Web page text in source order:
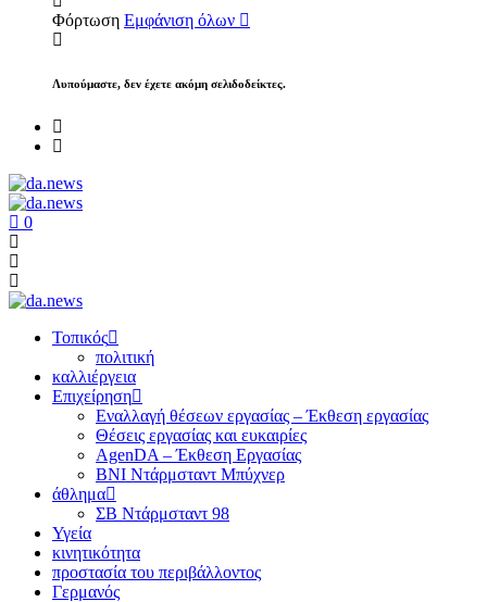
Φόρτωση Εμφάνιση όλων
Λυπούμαστε, δεν έχετε ακόμη σελιδοδείκτες.
0
Τοπικός
πολιτική
καλλιέργεια
Επιχείρηση
Εναλλαγή θέσεων εργασίας – Έκθεση εργασίας
Θέσεις εργασίας και ευκαιρίες
AgenDA – Έκθεση Εργασίας
BNI Ντάρμσταντ Μπύχνερ
άθλημα
ΣΒ Ντάρμσταντ 98
Υγεία
κινητικότητα
προστασία του περιβάλλοντος
Γερμανός